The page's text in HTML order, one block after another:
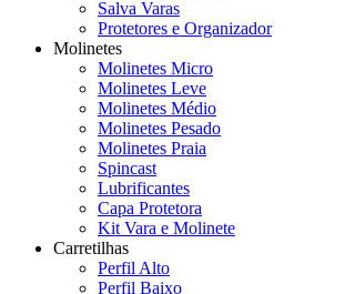
Salva Varas
Protetores e Organizador
Molinetes
Molinetes Micro
Molinetes Leve
Molinetes Médio
Molinetes Pesado
Molinetes Praia
Spincast
Lubrificantes
Capa Protetora
Kit Vara e Molinete
Carretilhas
Perfil Alto
Perfil Baixo